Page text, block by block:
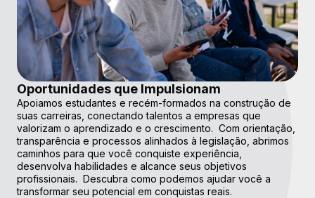
Oportunidades que Impulsionam
Apoiamos estudantes e recém-formados na construção de
suas carreiras, conectando talentos a empresas que
valorizam o aprendizado e o crescimento. Com orientação,
transparência e processos alinhados à legislação, abrimos
caminhos para que você conquiste experiência,
desenvolva habilidades e alcance seus objetivos
profissionais. Descubra como podemos ajudar você a
transformar seu potencial em conquistas reais.